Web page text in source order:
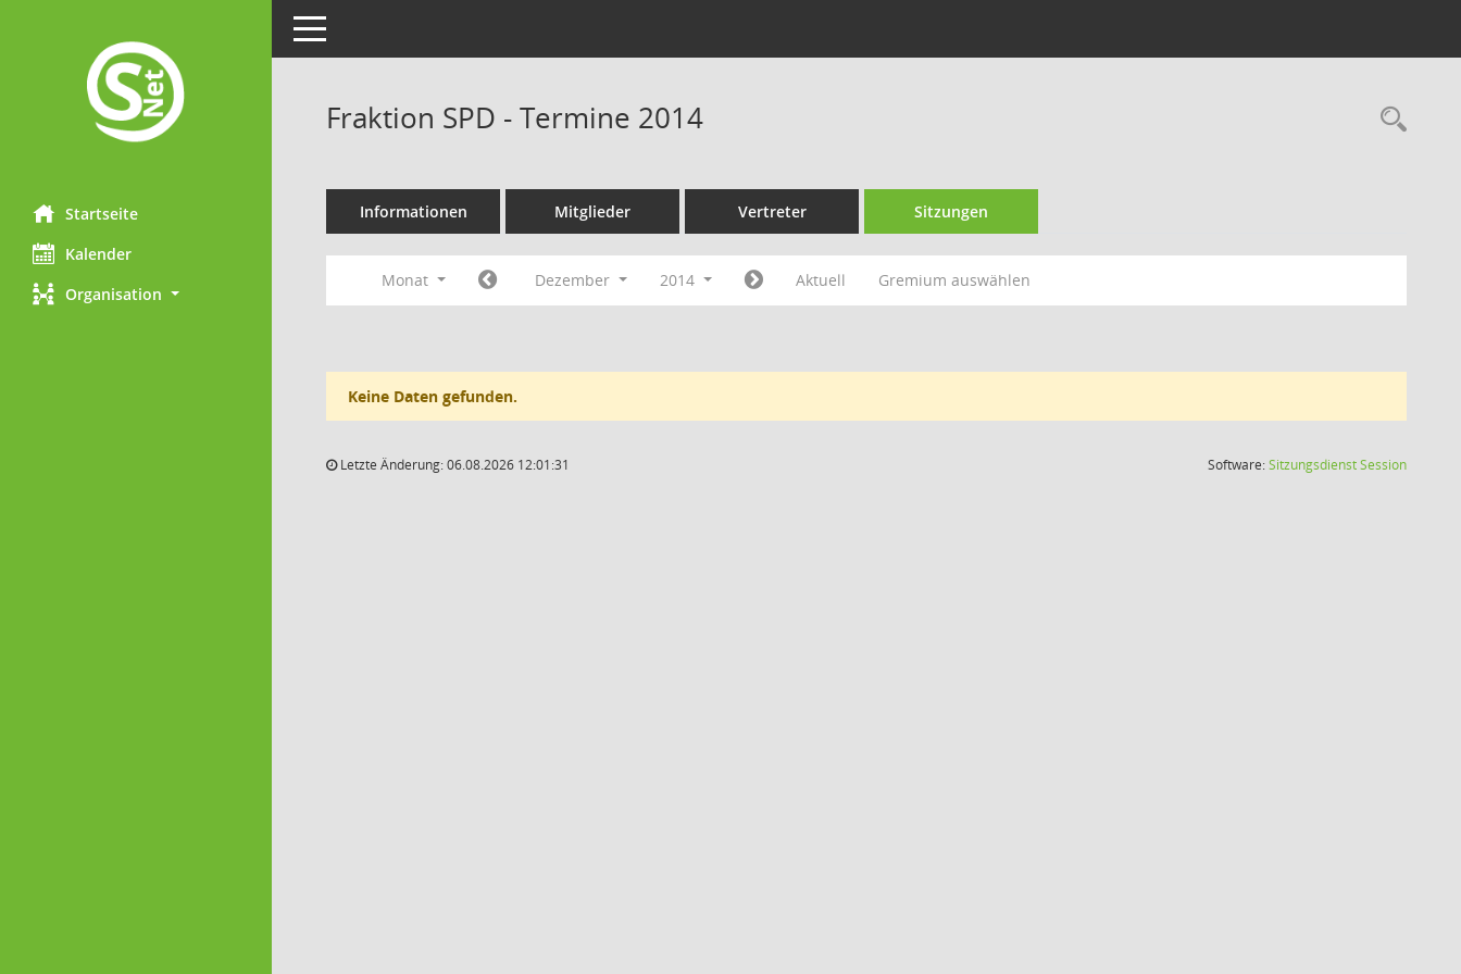
Startseite
Kalender
Organisation
Toggle navigation
Fraktion SPD - Termine 2014
Informationen Mitglieder Vertreter Sitzungen
Monat Dezember 2014 Aktuell Gremium auswählen
Keine Daten gefunden.
Letzte Änderung: 06.08.2026 12:01:31 Software:SitzungsdienstSession(Wird in